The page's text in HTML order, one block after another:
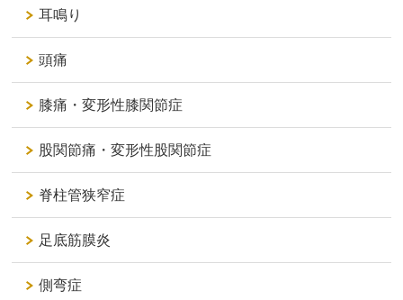
耳鳴り
頭痛
膝痛・変形性膝関節症
股関節痛・変形性股関節症
脊柱管狭窄症
足底筋膜炎
側弯症